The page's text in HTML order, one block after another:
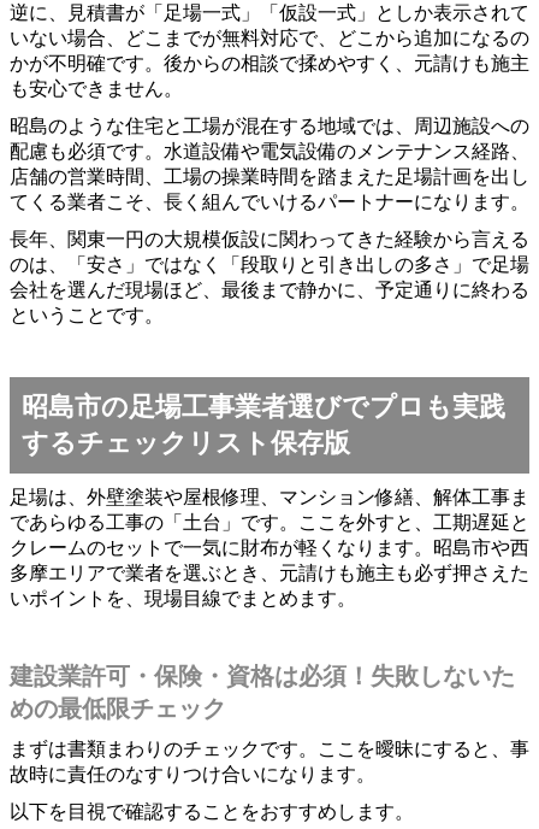
逆に、見積書が「足場一式」「仮設一式」としか表示されて
いない場合、どこまでが無料対応で、どこから追加になるの
かが不明確です。後からの相談で揉めやすく、元請けも施主
も安心できません。
昭島のような住宅と工場が混在する地域では、周辺施設への
配慮も必須です。水道設備や電気設備のメンテナンス経路、
店舗の営業時間、工場の操業時間を踏まえた足場計画を出し
てくる業者こそ、長く組んでいけるパートナーになります。
長年、関東一円の大規模仮設に関わってきた経験から言える
のは、「安さ」ではなく「段取りと引き出しの多さ」で足場
会社を選んだ現場ほど、最後まで静かに、予定通りに終わる
ということです。
昭島市の足場工事業者選びでプロも実践
するチェックリスト保存版
足場は、外壁塗装や屋根修理、マンション修繕、解体工事ま
であらゆる工事の「土台」です。ここを外すと、工期遅延と
クレームのセットで一気に財布が軽くなります。昭島市や西
多摩エリアで業者を選ぶとき、元請けも施主も必ず押さえた
いポイントを、現場目線でまとめます。
建設業許可・保険・資格は必須！失敗しないた
めの最低限チェック
まずは書類まわりのチェックです。ここを曖昧にすると、事
故時に責任のなすりつけ合いになります。
以下を目視で確認することをおすすめします。